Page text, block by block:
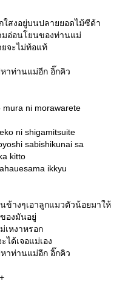
ใสงอยู่บนปลายยอดไม้ซีด้า
มอ่อนโยนของท่านแม่
จะไม่ท้อแท้
าท่านแม่อีก อิ๊กคิว
mura ni morawarete
ni shigamitsuite
sabishikunai sa
kitto
ikkyu
ข้างๆเอาลูกแมวตัวน้อยมาให้
องมันอยู่
เหงาหรอก
ได้เจอแม่เอง
าท่านแม่อีก อิ๊กคิว